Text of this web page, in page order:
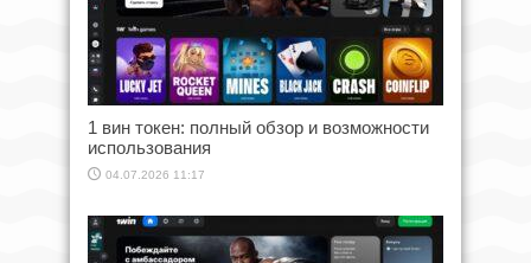
1 вин токен: полный обзор и возможности
использования
04.07.2026 11:17